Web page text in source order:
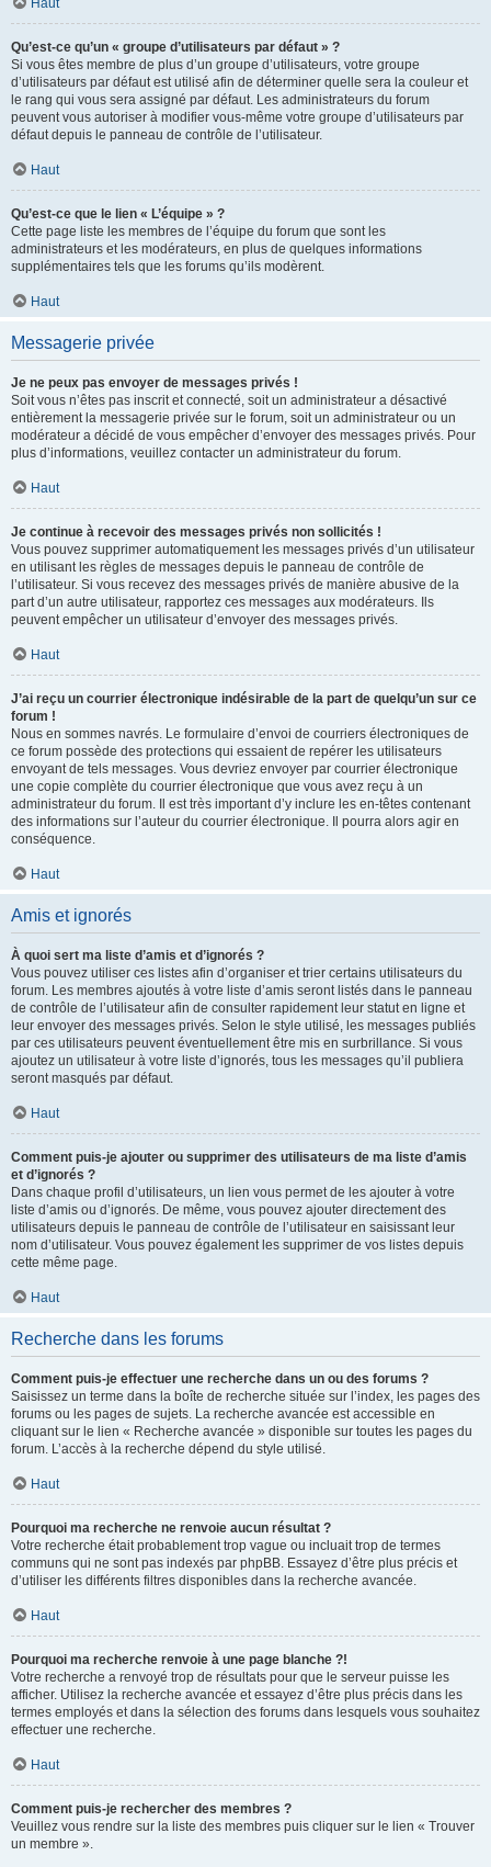
Haut
Qu’est-ce qu’un « groupe d’utilisateurs par défaut » ?
Si vous êtes membre de plus d’un groupe d’utilisateurs, votre groupe
d’utilisateurs par défaut est utilisé afin de déterminer quelle sera la couleur et
le rang qui vous sera assigné par défaut. Les administrateurs du forum
peuvent vous autoriser à modifier vous-même votre groupe d’utilisateurs par
défaut depuis le panneau de contrôle de l’utilisateur.
Haut
Qu’est-ce que le lien « L’équipe » ?
Cette page liste les membres de l’équipe du forum que sont les
administrateurs et les modérateurs, en plus de quelques informations
supplémentaires tels que les forums qu’ils modèrent.
Haut
Messagerie privée
Je ne peux pas envoyer de messages privés !
Soit vous n’êtes pas inscrit et connecté, soit un administrateur a désactivé
entièrement la messagerie privée sur le forum, soit un administrateur ou un
modérateur a décidé de vous empêcher d’envoyer des messages privés. Pour
plus d’informations, veuillez contacter un administrateur du forum.
Haut
Je continue à recevoir des messages privés non sollicités !
Vous pouvez supprimer automatiquement les messages privés d’un utilisateur
en utilisant les règles de messages depuis le panneau de contrôle de
l’utilisateur. Si vous recevez des messages privés de manière abusive de la
part d’un autre utilisateur, rapportez ces messages aux modérateurs. Ils
peuvent empêcher un utilisateur d’envoyer des messages privés.
Haut
J’ai reçu un courrier électronique indésirable de la part de quelqu’un sur ce
forum !
Nous en sommes navrés. Le formulaire d’envoi de courriers électroniques de
ce forum possède des protections qui essaient de repérer les utilisateurs
envoyant de tels messages. Vous devriez envoyer par courrier électronique
une copie complète du courrier électronique que vous avez reçu à un
administrateur du forum. Il est très important d’y inclure les en-têtes contenant
des informations sur l’auteur du courrier électronique. Il pourra alors agir en
conséquence.
Haut
Amis et ignorés
À quoi sert ma liste d’amis et d’ignorés ?
Vous pouvez utiliser ces listes afin d’organiser et trier certains utilisateurs du
forum. Les membres ajoutés à votre liste d’amis seront listés dans le panneau
de contrôle de l’utilisateur afin de consulter rapidement leur statut en ligne et
leur envoyer des messages privés. Selon le style utilisé, les messages publiés
par ces utilisateurs peuvent éventuellement être mis en surbrillance. Si vous
ajoutez un utilisateur à votre liste d’ignorés, tous les messages qu’il publiera
seront masqués par défaut.
Haut
Comment puis-je ajouter ou supprimer des utilisateurs de ma liste d’amis
et d’ignorés ?
Dans chaque profil d’utilisateurs, un lien vous permet de les ajouter à votre
liste d’amis ou d’ignorés. De même, vous pouvez ajouter directement des
utilisateurs depuis le panneau de contrôle de l’utilisateur en saisissant leur
nom d’utilisateur. Vous pouvez également les supprimer de vos listes depuis
cette même page.
Haut
Recherche dans les forums
Comment puis-je effectuer une recherche dans un ou des forums ?
Saisissez un terme dans la boîte de recherche située sur l’index, les pages des
forums ou les pages de sujets. La recherche avancée est accessible en
cliquant sur le lien « Recherche avancée » disponible sur toutes les pages du
forum. L’accès à la recherche dépend du style utilisé.
Haut
Pourquoi ma recherche ne renvoie aucun résultat ?
Votre recherche était probablement trop vague ou incluait trop de termes
communs qui ne sont pas indexés par phpBB. Essayez d’être plus précis et
d’utiliser les différents filtres disponibles dans la recherche avancée.
Haut
Pourquoi ma recherche renvoie à une page blanche ?!
Votre recherche a renvoyé trop de résultats pour que le serveur puisse les
afficher. Utilisez la recherche avancée et essayez d’être plus précis dans les
termes employés et dans la sélection des forums dans lesquels vous souhaitez
effectuer une recherche.
Haut
Comment puis-je rechercher des membres ?
Veuillez vous rendre sur la liste des membres puis cliquer sur le lien « Trouver
un membre ».